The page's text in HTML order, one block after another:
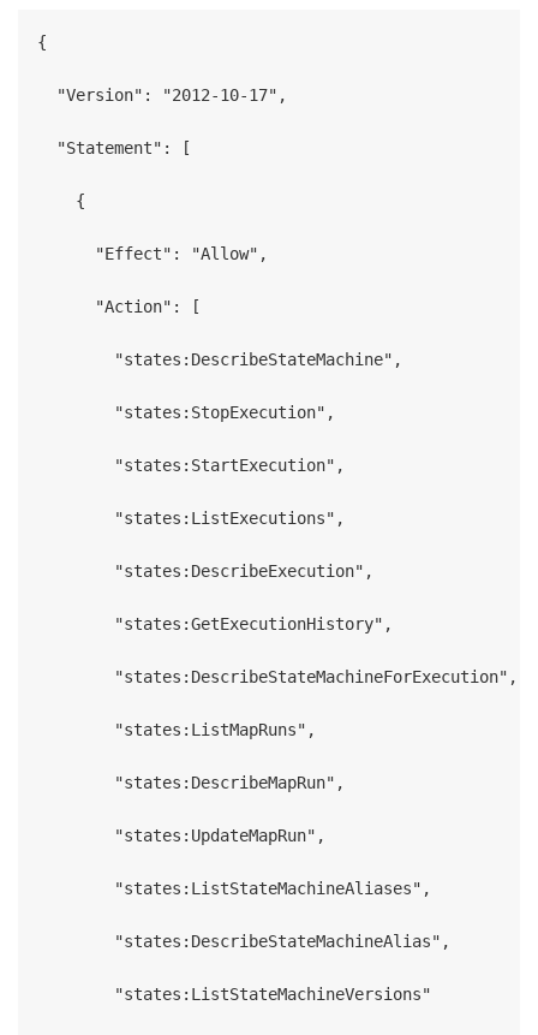
{
"Version": "2012-10-17",
"Statement": [
{
"Effect": "Allow",
"Action": [
"states:DescribeStateMachine",
"states:StopExecution",
"states:StartExecution",
"states:ListExecutions",
"states:DescribeExecution",
"states:GetExecutionHistory",
"states:DescribeStateMachineForExecution",
"states:ListMapRuns",
"states:DescribeMapRun",
"states:UpdateMapRun",
"states:ListStateMachineAliases",
"states:DescribeStateMachineAlias",
"states:ListStateMachineVersions"